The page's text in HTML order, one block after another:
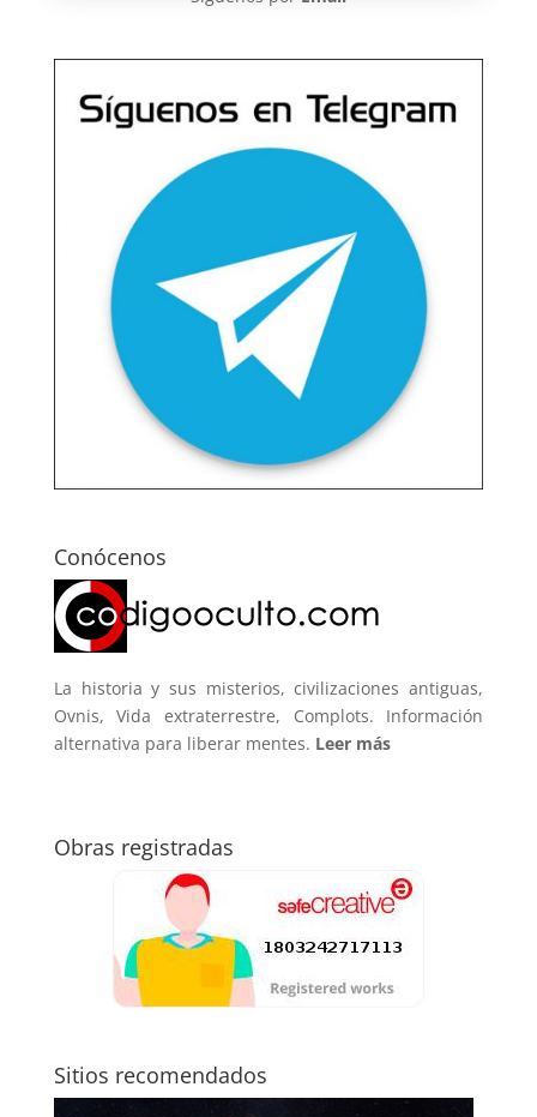
Conócenos
La historia y sus misterios, civilizaciones antiguas,
Ovnis, Vida extraterrestre, Complots. Información
alternativa para liberar mentes. Leer más
Obras registradas
Sitios recomendados